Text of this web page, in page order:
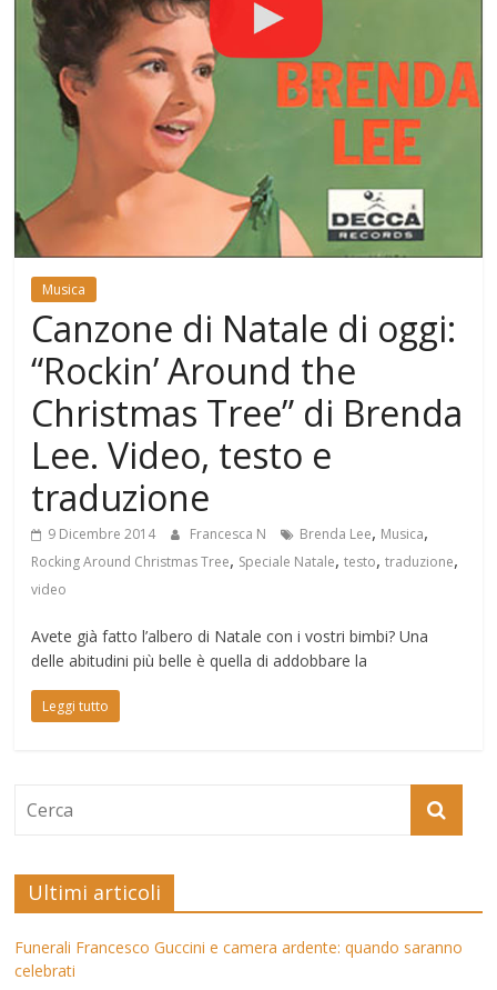
Mondo
Musica
Canzone di Natale di oggi:
“Rockin’ Around the
Christmas Tree” di Brenda
Lee. Video, testo e
traduzione
9 Dicembre 2014 Francesca N Brenda Lee, Musica,
Rocking Around Christmas Tree, Speciale Natale,testo,traduzione,
video
Avete già fatto l’albero di Natale con i vostri bimbi? Una
delle abitudini più belle è quella di addobbare la
Leggi tutto
Ultimi articoli
Funerali Francesco Guccini e camera ardente: quando saranno
celebrati